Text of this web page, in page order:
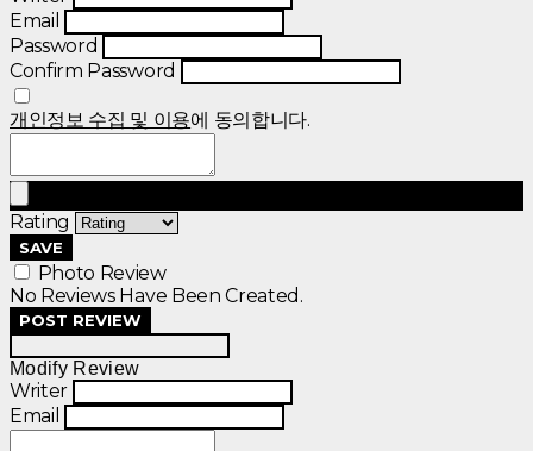
Email
Password
Confirm Password
개인정보 수집 및 이용에 동의합니다.
Rating
SAVE
Photo Review
No Reviews Have Been Created.
POST REVIEW
Modify Review
Writer
Email